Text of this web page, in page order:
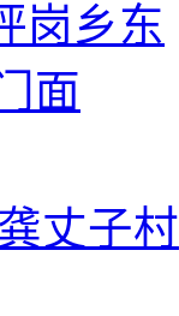
岗乡东
面
丈子村